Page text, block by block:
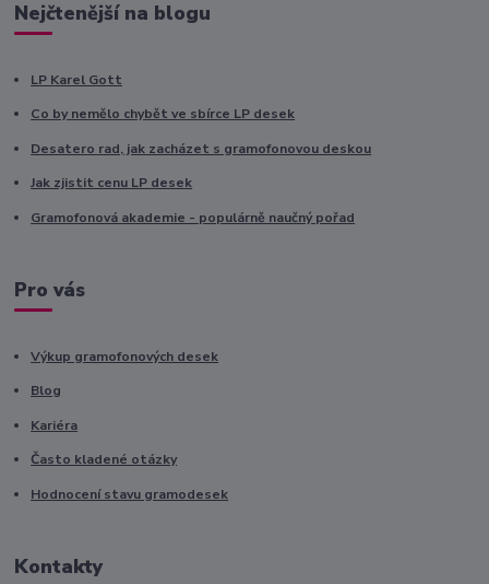
Nejčtenější na blogu
LP Karel Gott
Co by nemělo chybět ve sbírce LP desek
Desatero rad, jak zacházet s gramofonovou deskou
Jak zjistit cenu LP desek
Gramofonová akademie - populárně naučný pořad
Pro vás
Výkup gramofonových desek
Blog
Kariéra
Často kladené otázky
Hodnocení stavu gramodesek
Kontakty